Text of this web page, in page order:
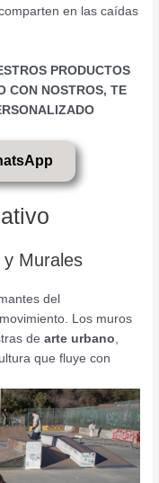
en las caídas
PRODUCTOS
CON NOSTROS, TE
Murales
del
Los muros
dearte urbano,
que fluye con